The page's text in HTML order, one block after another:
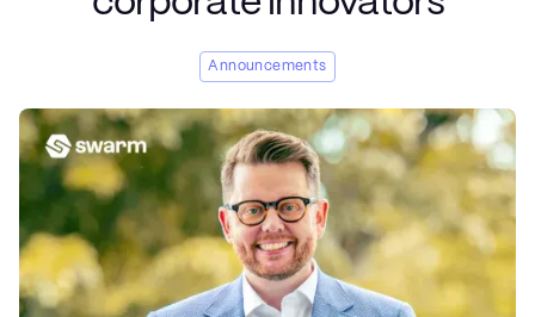
Announcements